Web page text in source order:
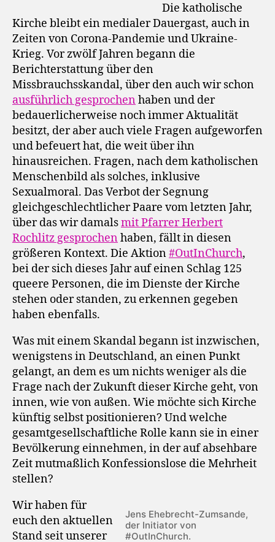
Die katholische
Kirche bleibt ein medialer Dauergast, auch in
Zeiten von Corona-Pandemie und Ukraine-
Krieg. Vor zwölf Jahren begann die
Berichterstattung über den
Missbrauchsskandal, über den auch wir schon
ausführlich gesprochenhaben und der
bedauerlicherweise noch immer Aktualität
besitzt, der aber auch viele Fragen aufgeworfen
und befeuert hat, die weit über ihn
hinausreichen. Fragen, nach dem katholischen
Menschenbild als solches, inklusive
Sexualmoral. Das Verbot der Segnung
gleichgeschlechtlicher Paare vom letzten Jahr,
über das wir damalsmit Pfarrer Herbert
Rochlitz gesprochenhaben, fällt in diesen
größeren Kontext. Die Aktion#OutInChurch,
bei der sich dieses Jahr auf einen Schlag 125
queere Personen, die im Dienste der Kirche
stehen oder standen, zu erkennen gegeben
haben ebenfalls.
Was mit einem Skandal begann ist inzwischen,
wenigstens in Deutschland, an einen Punkt
gelangt, an dem es um nichts weniger als die
Frage nach der Zukunft dieser Kirche geht, von
innen, wie von außen. Wie möchte sich Kirche
künftig selbst positionieren? Und welche
gesamtgesellschaftliche Rolle kann sie in einer
Bevölkerung einnehmen, in der auf absehbare
Zeit mutmaßlich Konfessionslose die Mehrheit
stellen?
Jens Ehebrecht-Zumsande,
der Initiator von
#OutInChurch.
Wir haben für
euch den aktuellen
Stand seit unserer